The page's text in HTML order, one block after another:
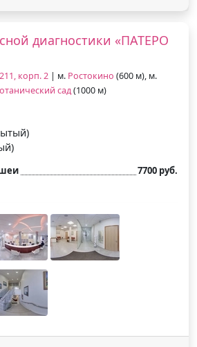
диагностики «ПАТЕРО
корп. 2 | м. Ростокино (600 м), м.
сад(1000 м)
7700 руб.